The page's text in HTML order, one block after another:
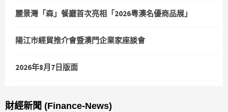
麗景灣「森」餐廳首次亮相「2026粵澳名優商品展」
陽江市經貿推介會暨澳門企業家座談會
2026年8月7日版面
財經新聞 (Finance-News)